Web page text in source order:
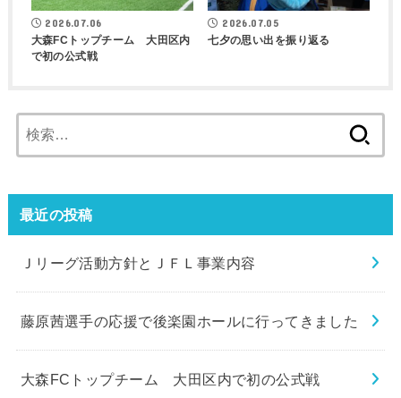
2026.07.06
大森FCトップチーム 大田区内
で初の公式戦
2026.07.05
七夕の思い出を振り返る
索:
最近の投稿
Ｊリーグ活動方針とＪＦＬ事業内容
藤原茜選手の応援で後楽園ホールに行ってきました
大森FCトップチーム 大田区内で初の公式戦